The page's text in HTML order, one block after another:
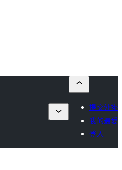
提交外掛
我的最愛
登入